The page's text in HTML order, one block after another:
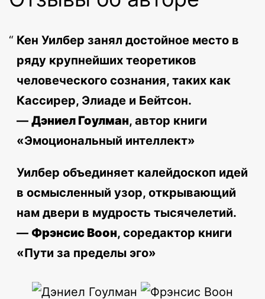
Кен Уилбер занял достойное место в
ряду крупнейших теоретиков
человеческого сознания, таких как
Кассирер, Элиаде и Бейтсон.
— Дэниел Гоулман, автор книги
«Эмоциональный интеллект»
Уилбер объединяет калейдоскоп идей
в осмысленный узор, открывающий
нам двери в мудрость тысячелетий.
— Фрэнсис Воон, соредактор книги
«Пути за пределы эго»